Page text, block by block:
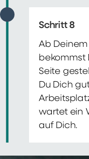
Schritt 8
Ab
bekommst
Seite
Du Dich
wartet ein
auf Dich.